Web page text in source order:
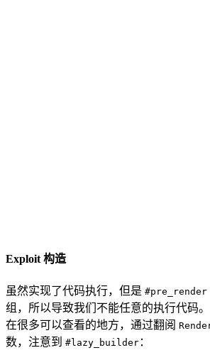
Exploit 构造
虽然实现了代码执行，但是 #pre_render
组，所以导致我们不能任意的执行代码
在很多可以查看的地方，通过翻阅
数，注意到 #lazy_builder ：